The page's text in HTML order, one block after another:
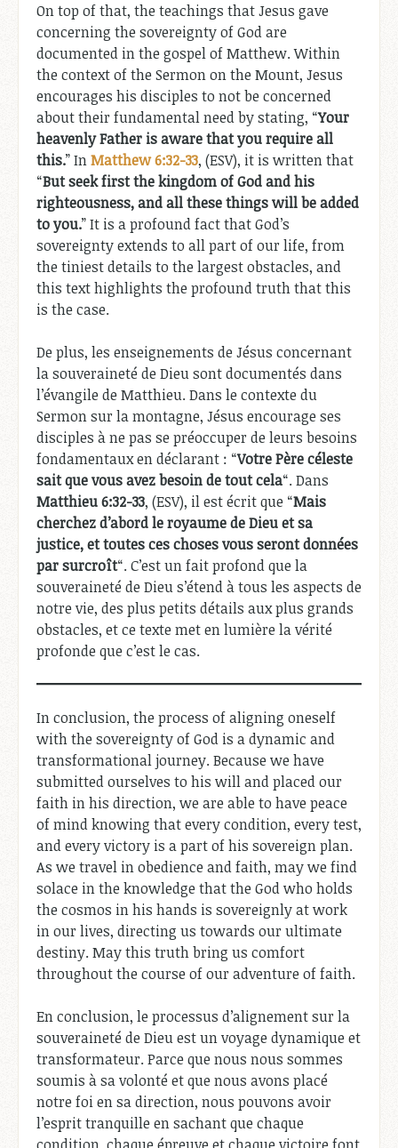
On top of that, the teachings that Jesus gave
concerning the sovereignty of God are
documented in the gospel of Matthew. Within
the context of the Sermon on the Mount, Jesus
encourages his disciples to not be concerned
about their fundamental need by stating, “Your
heavenly Father is aware that you require all
this.” InMatthew 6:32-33, (ESV), it is written that
“But seek first the kingdom of God and his
righteousness, and all these things will be added
to you.” It is a profound fact that God’s
sovereignty extends to all part of our life, from
the tiniest details to the largest obstacles, and
this text highlights the profound truth that this
is the case.
De plus, les enseignements de Jésus concernant
la souveraineté de Dieu sont documentés dans
l’évangile de Matthieu. Dans le contexte du
Sermon sur la montagne, Jésus encourage ses
disciples à ne pas se préoccuper de leurs besoins
fondamentaux en déclarant : “Votre Père céleste
sait que vous avez besoin de tout cela“. Dans
Matthieu 6:32-33, (ESV), il est écrit que “Mais
cherchez d’abord le royaume de Dieu et sa
justice, et toutes ces choses vous seront données
par surcroît“. C’est un fait profond que la
souveraineté de Dieu s’étend à tous les aspects de
notre vie, des plus petits détails aux plus grands
obstacles, et ce texte met en lumière la vérité
profonde que c’est le cas.
In conclusion, the process of aligning oneself
with the sovereignty of God is a dynamic and
transformational journey. Because we have
submitted ourselves to his will and placed our
faith in his direction, we are able to have peace
of mind knowing that every condition, every test,
and every victory is a part of his sovereign plan.
As we travel in obedience and faith, may we find
solace in the knowledge that the God who holds
the cosmos in his hands is sovereignly at work
in our lives, directing us towards our ultimate
destiny. May this truth bring us comfort
throughout the course of our adventure of faith.
En conclusion, le processus d’alignement sur la
souveraineté de Dieu est un voyage dynamique et
transformateur. Parce que nous nous sommes
soumis à sa volonté et que nous avons placé
notre foi en sa direction, nous pouvons avoir
l’esprit tranquille en sachant que chaque